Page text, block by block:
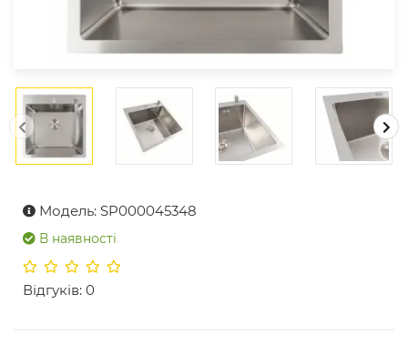
Модель: SP000045348
В наявності
Відгуків: 0